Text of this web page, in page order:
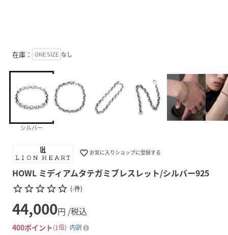
在庫： ONE SIZE なし
シルバー
favorite_border お気に入りショップに登録する
HOWL ミディアムタテガミブレスレット/シルバー925
star_borderstar_borderstar_borderstar_borderstar_border (-件)
44,000円 /税込
400ポイント 1倍 内訳